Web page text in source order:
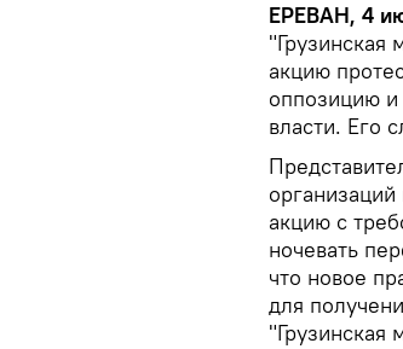
ЕРЕВАН, 4
акцию
оппозицию и
власти. Его
акцию с
ночевать
что новое
для
"Грузинская